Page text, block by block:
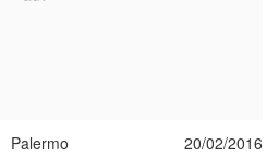
Palermo 20/02/2016